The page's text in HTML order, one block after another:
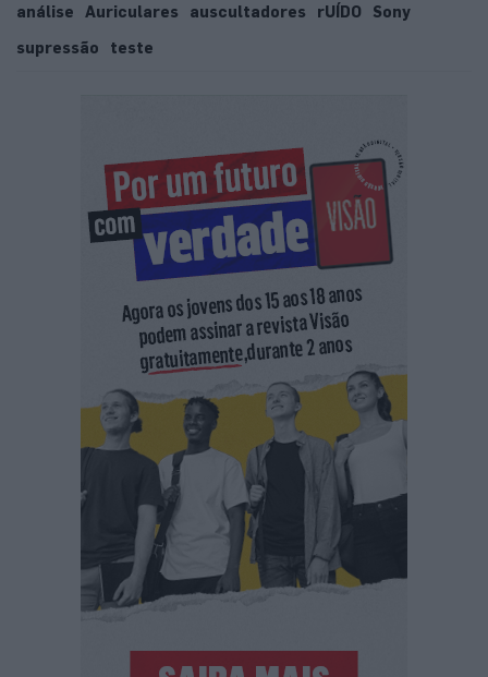
análise
Auriculares auscultadores rUÍDO
Sony
supressão
teste